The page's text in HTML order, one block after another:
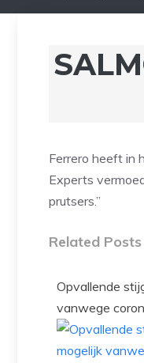
Ferrero heeft in
Experts
prutsers.”
Related Posts
Opvallende
vanwege